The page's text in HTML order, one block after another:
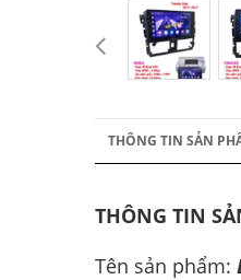
THÔNG TIN SẢN
THÔNG TIN
Tên sản phẩm: